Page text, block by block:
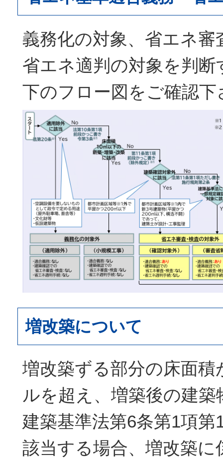
義務化の対象、省エネ審
省エネ適判の対象を判
下のフロー図をご確認下
増改築について
増改築ずる部分の床面積
ルを超え、増築後の建築
建築基準法第6条第1項第
該当する場合、増改築に